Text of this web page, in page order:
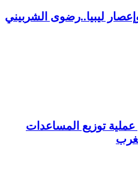
ليبيا..رضوى الشربيني
توزيع المساعدات